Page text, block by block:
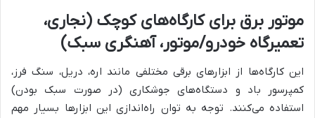
موتور برق برای کارگاه‌های کوچک (نجاری،
تعمیرگاه خودرو/موتور، آهنگری سبک)
این کارگاه‌ها از ابزارهای برقی مختلفی مانند اره، دریل، سنگ فرز،
کمپرسور باد و دستگاه‌های جوشکاری (در صورت سبک بودن)
استفاده می‌کنند. توجه به توان راه‌اندازی این ابزارها بسیار مهم